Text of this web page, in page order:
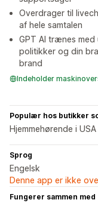
Overdrager til
af hele samtalen
GPT AI trænes
politikker og din
brand
Indeholder
Populær hos butikker
Hjemmehørende i USA
Sprog
Engelsk
Denne app er ikke
Fungerer sammen med